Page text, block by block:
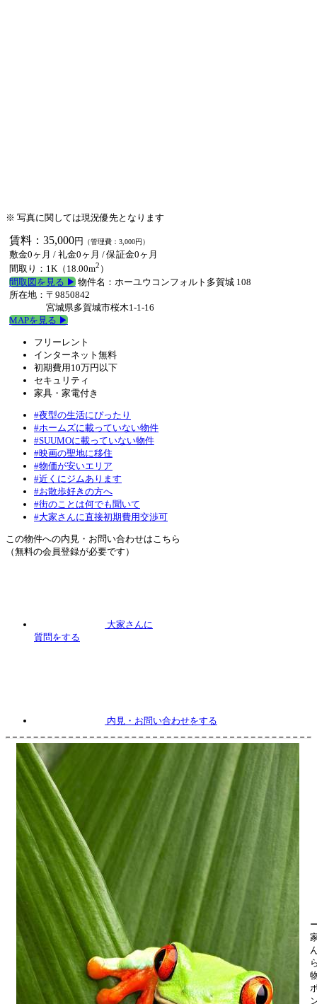
※ 写真に関しては現況優先となります
賃料：35,000円 （管理費：3,000円）
敷金0ヶ月 / 礼金0ヶ月 /保証金0ヶ月
間取り：1K（18.00m2 ）
間取図を見る ▶︎ 物件名：ホーユウコンフォルト多賀城 108
所在地：〒9850842
宮城県多賀城市桜木1-1-16
MAPを見る ▶︎
フリーレント
インターネット無料
初期費用10万円以下
セキュリティ
家具・家電付き
#夜型の生活にぴったり
#ホームズに載っていない物件
#SUUMOに載っていない物件
#映画の聖地に移住
#物価が安いエリア
#近くにジムあります
#お散歩好きの方へ
#街のことは何でも聞いて
#大家さんに直接初期費用交渉可
この物件への内見・お問い合わせはこちら
（無料の会員登録が必要です）
大家さんに
質問をする
内見 ・お問い合わせをする